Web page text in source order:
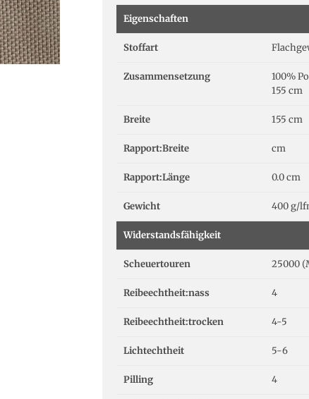
Eigenschaften
Stoffart
Zusammensetzung
100%
155 cm
Breite 155 cm
Rapport:Breite cm
Rapport:Länge 0.0 cm
Gewicht 400 g/
Widerstandsfähigkeit
Scheuertouren 25000
Reibeechtheit:nass 4
Reibeechtheit:trocken 4-5
Lichtechtheit 5-6
Pilling 4